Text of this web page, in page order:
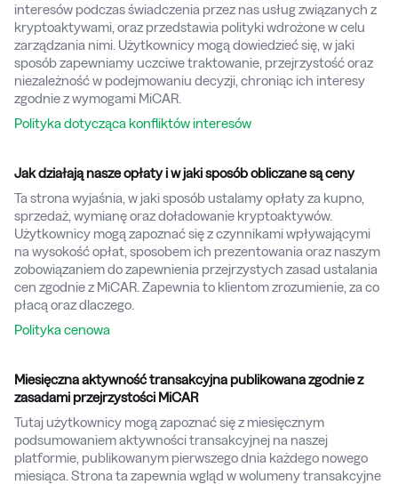
interesów podczas świadczenia przez nas usług związanych z
kryptoaktywami, oraz przedstawia polityki wdrożone w celu
zarządzania nimi. Użytkownicy mogą dowiedzieć się, w jaki
sposób zapewniamy uczciwe traktowanie, przejrzystość oraz
niezależność w podejmowaniu decyzji, chroniąc ich interesy
zgodnie z wymogami MiCAR.
Polityka dotycząca konfliktów interesów
Jak działają nasze opłaty i w jaki sposób obliczane są ceny
Ta strona wyjaśnia, w jaki sposób ustalamy opłaty za kupno,
sprzedaż, wymianę oraz doładowanie kryptoaktywów.
Użytkownicy mogą zapoznać się z czynnikami wpływającymi
na wysokość opłat, sposobem ich prezentowania oraz naszym
zobowiązaniem do zapewnienia przejrzystych zasad ustalania
cen zgodnie z MiCAR. Zapewnia to klientom zrozumienie, za co
płacą oraz dlaczego.
Polityka cenowa
Miesięczna aktywność transakcyjna publikowana zgodnie z
zasadami przejrzystości MiCAR
Tutaj użytkownicy mogą zapoznać się z miesięcznym
podsumowaniem aktywności transakcyjnej na naszej
platformie, publikowanym pierwszego dnia każdego nowego
miesiąca. Strona ta zapewnia wgląd w wolumeny transakcyjne